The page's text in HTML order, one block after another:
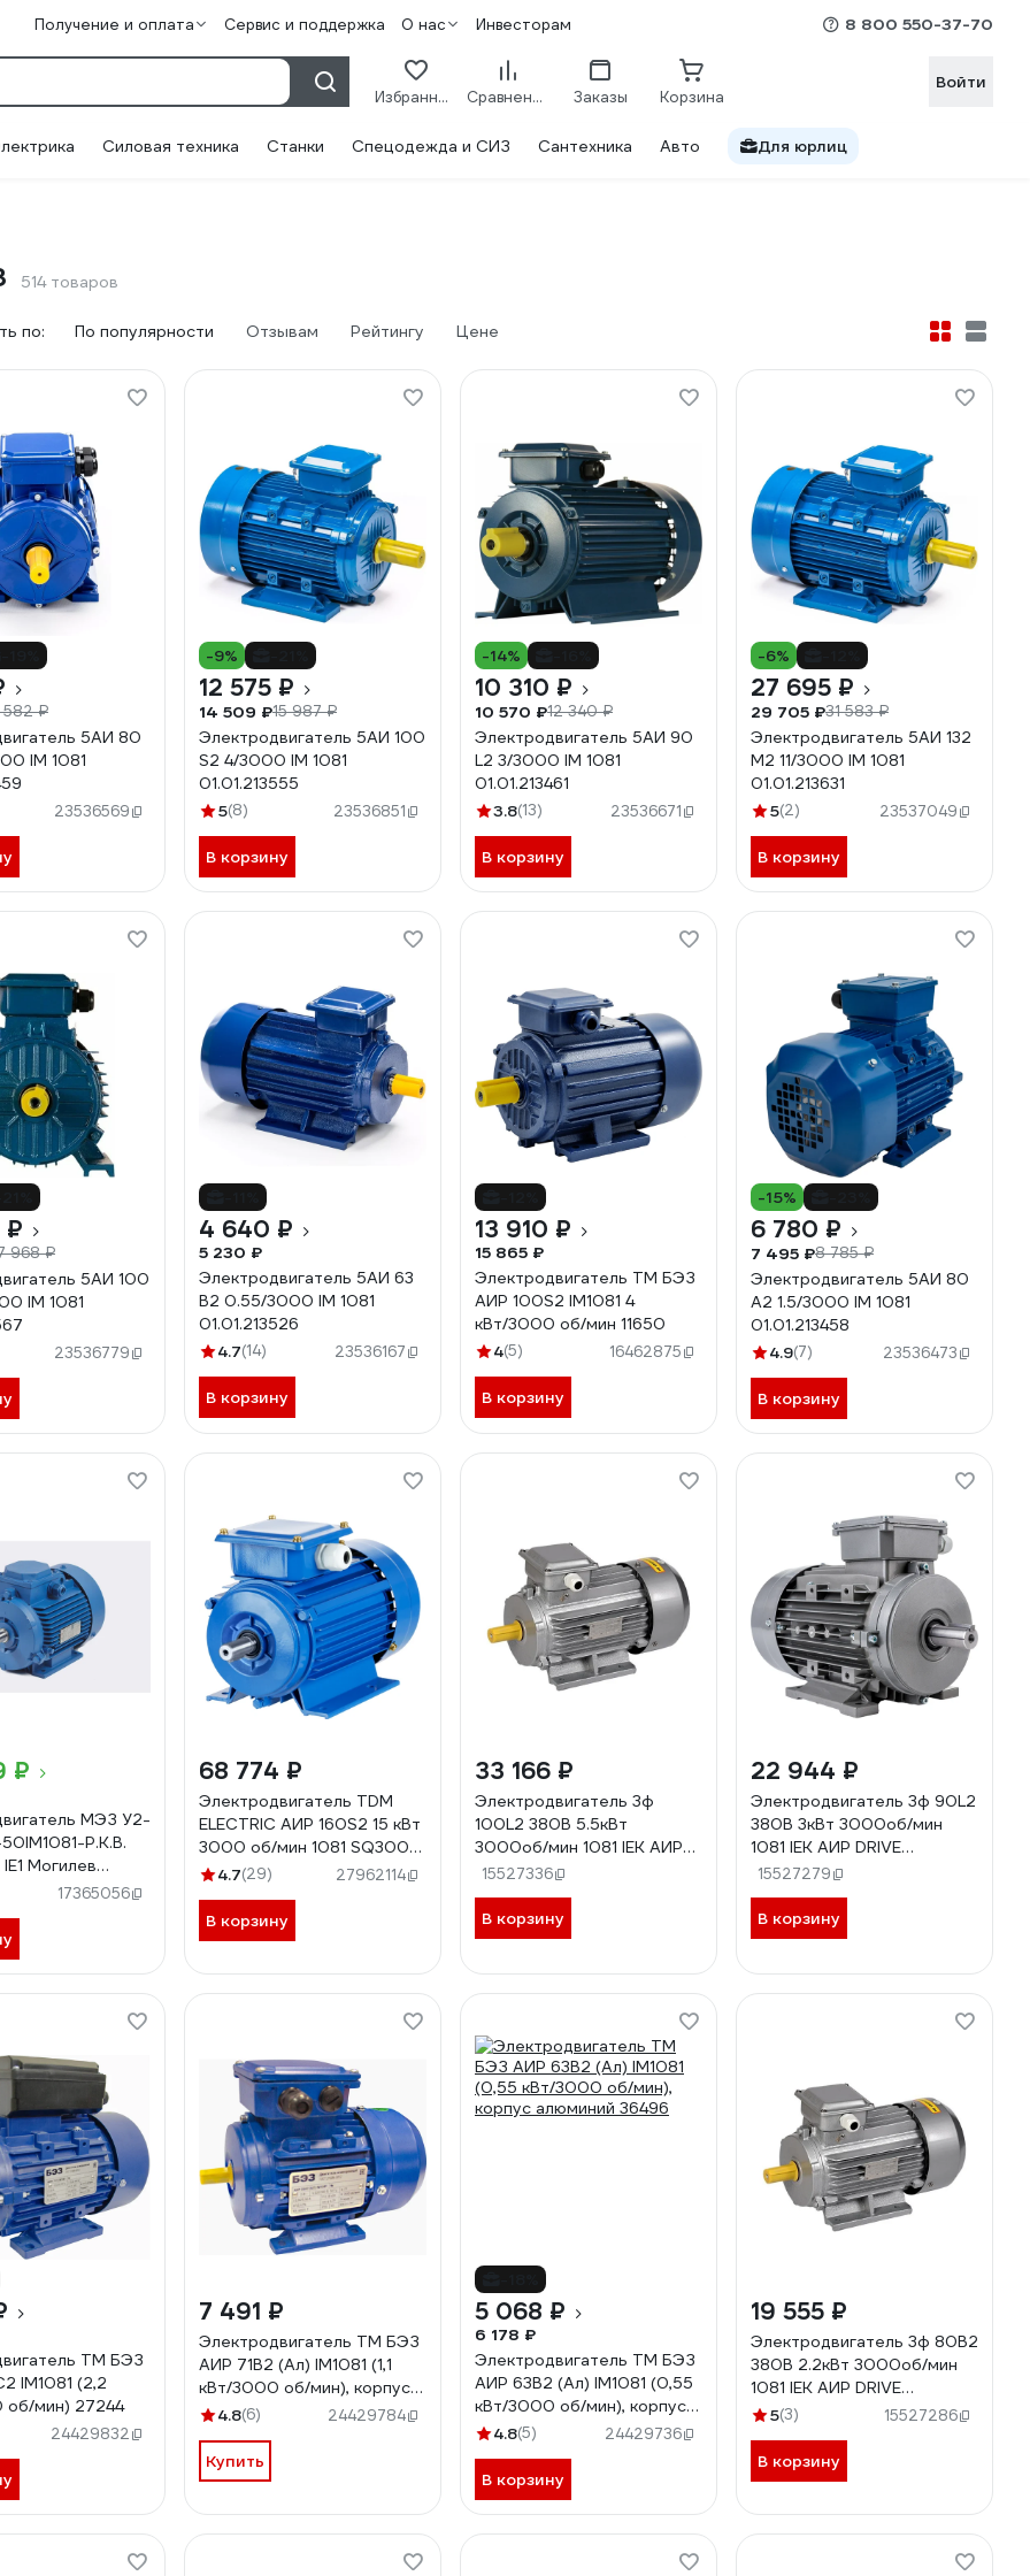
Получение и оплата Сервис и поддержка О нас Инвесторам 8 800 550-37-70
Избранное Сравнение Заказы Корзина
Войти
Силовая техника Станки Спецодежда и СИЗ Сантехника Авто Для юрлиц
514 товаров
по: По популярности Отзывам Рейтингу Цене
582 ₽
5АИ 80
IM 1081
23536569
-9%
12 575 ₽
14 509 ₽15 987 ₽
Электродвигатель 5АИ 100
S2 4/3000 IM 1081
01.01.213555
5(8) 23536851
В корзину
-14%
10 310 ₽
10 570 ₽12 340 ₽
Электродвигатель 5АИ 90
L2 3/3000 IM 1081
01.01.213461
3.8(13) 23536671
В корзину
-6%
27 695 ₽
29 705 ₽31 583 ₽
Электродвигатель 5АИ 132
М2 11/3000 IM 1081
01.01.213631
5(2) 23537049
В корзину
₽
968 ₽
5АИ 100
IM 1081
23536779
4 640 ₽
5 230 ₽
Электродвигатель 5АИ 63
В2 0.55/3000 IM 1081
01.01.213526
4.7(14) 23536167
В корзину
13 910 ₽
15 865 ₽
Электродвигатель ТМ БЭЗ
АИР 100S2 IM1081 4
кВт/3000 об/мин 11650
4(5) 16462875
В корзину
-15%
6 780 ₽
7 495 ₽8 785 ₽
Электродвигатель 5АИ 80
А2 1.5/3000 IM 1081
01.01.213458
4.9(7) 23536473
В корзину
₽
МЭЗ У2-
Р.К.В.
Могилев
5,5*3000 1081
17365056
68 774 ₽
Электродвигатель TDM
ELECTRIC АИР 160S2 15 кВт
3000 об/мин 1081 SQ3001-
0041
4.7(29) 27962114
В корзину
33 166 ₽
Электродвигатель 3ф
100L2 380В 5.5кВт
3000об/мин 1081 IEK АИР
DRIVE DRV100-L2-005-5-
3010 291071
15527336
В корзину
22 944 ₽
Электродвигатель 3ф 90L2
380В 3кВт 3000об/мин
1081 IEK АИР DRIVE
DRV090-L2-003-0-3010
291066
15527279
В корзину
ТМ БЭЗ
IM1081 (2,2
об/мин) 27244
24429832
7 491 ₽
Электродвигатель ТМ БЭЗ
АИР 71B2 (Ал) IM1081 (1,1
кВт/3000 об/мин), корпус
алюминий 44669
4.8(6) 24429784
Купить
5 068 ₽
6 178 ₽
Электродвигатель ТМ БЭЗ
АИР 63B2 (Ал) IM1081 (0,55
кВт/3000 об/мин), корпус
алюминий 36496
4.8(5) 24429736
В корзину
19 555 ₽
Электродвигатель 3ф 80B2
380В 2.2кВт 3000об/мин
1081 IEK АИР DRIVE
DRV080-B2-002-2-3010
5(3) 15527286
В корзину